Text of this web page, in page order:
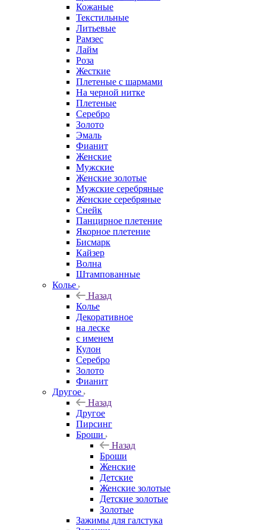
Кожаные
Текстильные
Литьевые
Рамзес
Лайм
Роза
Жесткие
Плетеные с шармами
На черной нитке
Плетеные
Серебро
Золото
Эмаль
Фианит
Женские
Мужские
Женские золотые
Мужские серебряные
Женские серебряные
Снейк
Панцирное плетение
Якорное плетение
Бисмарк
Кайзер
Волна
Штампованные
Колье
Назад
Колье
Декоративное
на леске
с именем
Кулон
Серебро
Золото
Фианит
Другое
Назад
Другое
Пирсинг
Броши
Назад
Броши
Женские
Детские
Женские золотые
Детские золотые
Золотые
Зажимы для галстука